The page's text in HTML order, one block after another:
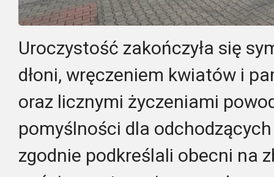
Uroczystość zakończyła się
dłoni, wręczeniem kwiatów i
oraz licznymi życzeniami
pomyślności dla
zgodnie podkreślali obecni na